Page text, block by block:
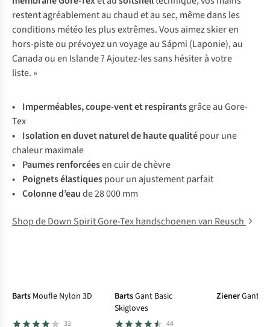
restent agréablement au chaud et au sec, même dans les
conditions météo les plus extrêmes. Vous aimez skier en
hors-piste ou prévoyez un voyage au Sápmi (Laponie), au
Canada ou en Islande ? Ajoutez-les sans hésiter à votre
liste. »
• Imperméables, coupe-vent et respirantsgrâce au Gore-
Tex
• Isolation en duvet naturel de haute qualitépour une
chaleur maximale
• Paumes renforcéesen cuir de chèvre
• Poignets élastiquespour un ajustement parfait
• Colonne d’eaude 28 000 mm
Shop de Down Spirit Gore-Tex handschoenen van Reusch
Barts Moufle Nylon 3D
32
BartsGant Basic
Skigloves
44
ZienerGants